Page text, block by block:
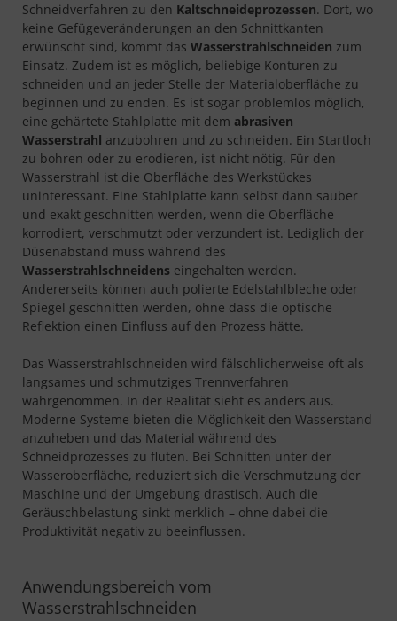
Schneidverfahren zu den Kaltschneideprozessen. Dort, wo
keine Gefügeveränderungen an den Schnittkanten
erwünscht sind, kommt das Wasserstrahlschneiden zum
Einsatz. Zudem ist es möglich, beliebige Konturen zu
schneiden und an jeder Stelle der Materialoberfläche zu
beginnen und zu enden. Es ist sogar problemlos möglich,
eine gehärtete Stahlplatte mit dem abrasiven
Wasserstrahl anzubohren und zu schneiden. Ein Startloch
zu bohren oder zu erodieren, ist nicht nötig. Für den
Wasserstrahl ist die Oberfläche des Werkstückes
uninteressant. Eine Stahlplatte kann selbst dann sauber
und exakt geschnitten werden, wenn die Oberfläche
korrodiert, verschmutzt oder verzundert ist. Lediglich der
Düsenabstand muss während des
Wasserstrahlschneidens eingehalten werden.
Andererseits können auch polierte Edelstahlbleche oder
Spiegel geschnitten werden, ohne dass die optische
Reflektion einen Einfluss auf den Prozess hätte.
Das Wasserstrahlschneiden wird fälschlicherweise oft als
langsames und schmutziges Trennverfahren
wahrgenommen. In der Realität sieht es anders aus.
Moderne Systeme bieten die Möglichkeit den Wasserstand
anzuheben und das Material während des
Schneidprozesses zu fluten. Bei Schnitten unter der
Wasseroberfläche, reduziert sich die Verschmutzung der
Maschine und der Umgebung drastisch. Auch die
Geräuschbelastung sinkt merklich – ohne dabei die
Produktivität negativ zu beeinflussen.
Anwendungsbereich vom
Wasserstrahlschneiden